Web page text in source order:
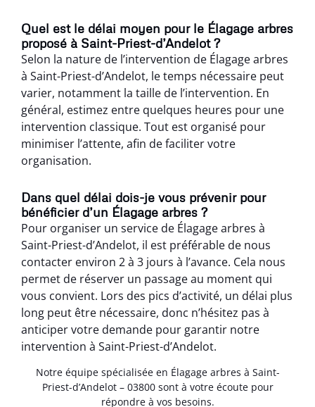
Quel est le délai moyen pour le Élagage arbres
proposé à Saint-Priest-d’Andelot ?
Selon la nature de l’intervention de Élagage arbres
à Saint-Priest-d’Andelot, le temps nécessaire peut
varier, notamment la taille de l’intervention. En
général, estimez entre quelques heures pour une
intervention classique. Tout est organisé pour
minimiser l’attente, afin de faciliter votre
organisation.
Dans quel délai dois-je vous prévenir pour
bénéficier d’un Élagage arbres ?
Pour organiser un service de Élagage arbres à
Saint-Priest-d’Andelot, il est préférable de nous
contacter environ 2 à 3 jours à l’avance. Cela nous
permet de réserver un passage au moment qui
vous convient. Lors des pics d’activité, un délai plus
long peut être nécessaire, donc n’hésitez pas à
anticiper votre demande pour garantir notre
intervention à Saint-Priest-d’Andelot.
Notre équipe spécialisée en Élagage arbres à Saint-
Priest-d’Andelot – 03800 sont à votre écoute pour
répondre à vos besoins.